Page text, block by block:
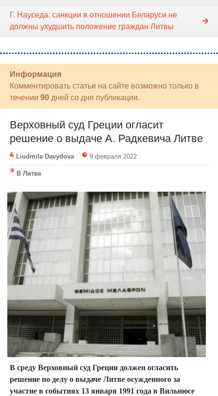
Г. Науседа: санкции в отношении Беларуси не
должны ухудшить положение граждан Литвы
Информация
Комментировать статьи на сайте возможно только в
течении 90 дней со дня публикации.
Верховный суд Греции огласит
решение о выдаче А. Радкевича Литве
Liudmila Davydova 9 февраля 2022
В Литве
В среду Верховный суд Греции должен огласить
решение по делу о выдаче Литве осужденного за
участие в событиях 13 января 1991 года в Вильнюсе